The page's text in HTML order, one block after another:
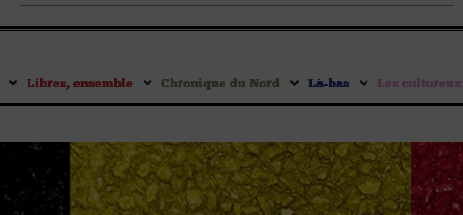
Libres, ensemble Chronique du Nord Là-bas Les cultureux